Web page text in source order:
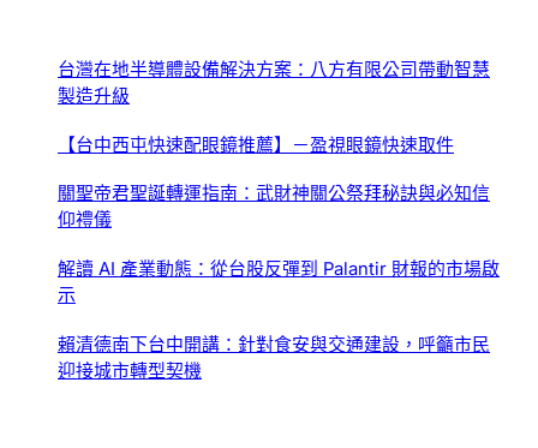
台灣在地半導體設備解決方案：八方有限公司帶動智慧
製造升級
【台中西屯快速配眼鏡推薦】－盈視眼鏡快速取件
關聖帝君聖誕轉運指南：武財神關公祭拜秘訣與必知信
仰禮儀
解讀 AI 產業動態：從台股反彈到 Palantir 財報的市場啟
示
賴清德南下台中開講：針對食安與交通建設，呼籲市民
迎接城市轉型契機